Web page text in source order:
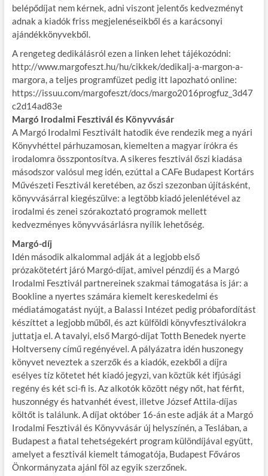
belépődíjat nem kérnek, adni viszont jelentős kedvezményt
adnak a kiadók friss megjelenéseikből és a karácsonyi
ajándékkönyvekből.
A rengeteg dedikálásról ezen a linken lehet tájékozódni:
http://www.margofeszt.hu/hu/cikkek/dedikalj-a-margon-a-
margora, a teljes programfüzet pedig itt lapozható online:
https://issuu.com/margofeszt/docs/margo2016progfuz_3d47
c2d14ad83e
Margó Irodalmi Fesztivál és Könyvvásár
A Margó Irodalmi Fesztivált hatodik éve rendezik meg a nyári
Könyvhéttel párhuzamosan, kiemelten a magyar írókra és
irodalomra összpontosítva. A sikeres fesztivál őszi kiadása
másodszor valósul meg idén, ezúttal a CAFe Budapest Kortárs
Művészeti Fesztivál keretében, az őszi szezonban újításként,
könyvvásárral kiegészülve: a legtöbb kiadó jelenlétével az
irodalmi és zenei szórakoztató programok mellett
kedvezményes könyvvásárlásra nyílik lehetőség.
Margó-díj
Idén második alkalommal adják át a legjobb első
prózakötetért járó Margó-díjat, amivel pénzdíj és a Margó
Irodalmi Fesztivál partnereinek szakmai támogatása is jár: a
Bookline a nyertes számára kiemelt kereskedelmi és
médiatámogatást nyújt, a Balassi Intézet pedig próbafordítást
készíttet a legjobb műből, és azt külföldi könyvfesztiválokra
juttatja el. A tavalyi, első Margó-díjat Totth Benedek nyerte
Holtverseny című regényével. A pályázatra idén huszonegy
könyvet neveztek a szerzők és a kiadók, ezekből a díjra
esélyes tíz kötetet hét kiadó jegyzi, van köztük két ifjúsági
regény és két sci-fi is. Az alkotók között négy nőt, hat férfit,
huszonnégy és hatvanhét évest, illetve József Attila-díjas
költőt is találunk. A díjat október 16-án este adják át a Margó
Irodalmi Fesztivál és Könyvvásár új helyszínén, a Teslában, a
Budapest a fiatal tehetségekért program különdíjával együtt,
amelyet a fesztivál kiemelt támogatója, Budapest Főváros
Önkormányzata ajánl föl az egyik szerzőnek.